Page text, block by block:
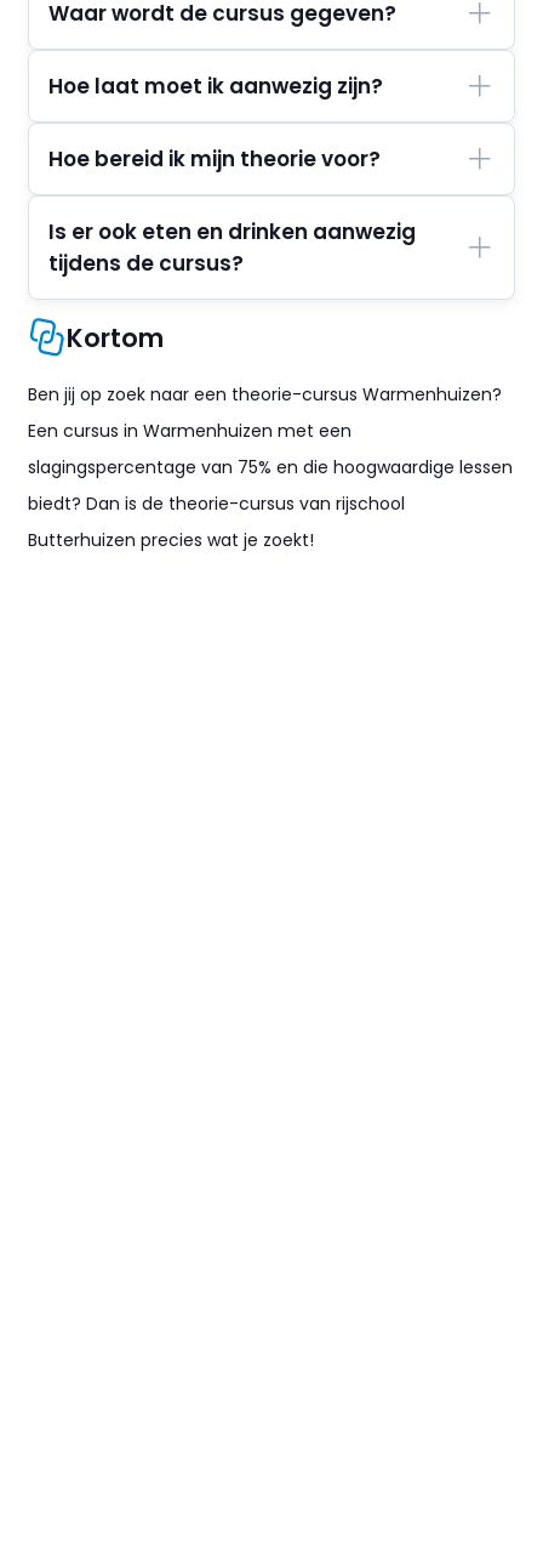
Waar wordt de cursus gegeven?
Hoe laat moet ik aanwezig zijn?
Hoe bereid ik mijn theorie voor?
Is er ook eten en drinken aanwezig
tijdens de cursus?
Kortom
Ben jij op zoek naar een theorie-cursus Warmenhuizen?
Een cursus in Warmenhuizen met een
slagingspercentage van 75% en die hoogwaardige lessen
biedt? Dan is de theorie-cursus van rijschool
Butterhuizen precies wat je zoekt!